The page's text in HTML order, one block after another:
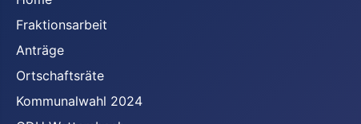
Fraktionsarbeit
Anträge
Ortschaftsräte
Kommunalwahl 2024